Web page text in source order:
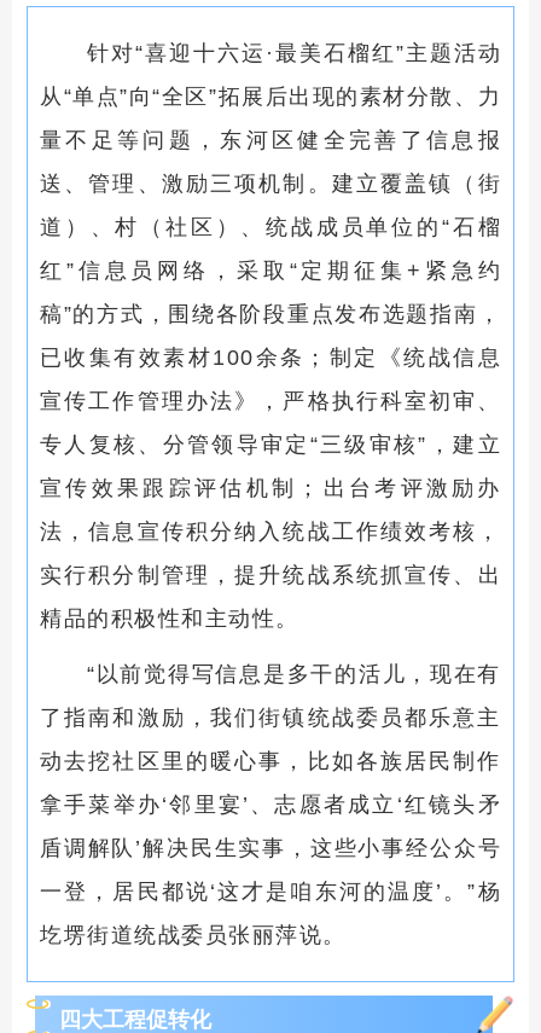
针对“喜迎十六运 · 最美石榴红”主题活动
从“单点”向“全区 ”拓展后出现的素材分散、力
量不足等问题，东河区健全 完善 了 信息报
送、管理、激励三项机制 。 建立覆盖镇（街
道）、村（社区）、统战成员单位的 “石榴
红 ” 信息员网络，采取 “ 定期征集 + 紧急约
稿”的方式 ，围绕各阶段重点发布选题指南，
已收集有效素材100余条；制定《统战信息
宣传工作管理办法》，严格执行科室初审、
专人复核、分管领导审定 “三级审核” ，建立
宣传效果跟踪评估机制；出台考评激励办
法，信息宣传积分纳入统战工作绩效考核，
实行积分制管理 ，提升统战系统抓宣传、出
精品的积极性和 主动性。
“以前觉得写信息是多干的活儿，现在有
了指南和激励，我们街镇统战委员都乐意主
动去挖社区里的暖心事，比如各族居民制作
拿手菜举办‘邻里宴’、志愿者成立‘红镜头矛
盾调解队’解决民生实事，这些小事经公众号
一登，居民都说‘这才是咱东河的温度’。”杨
圪塄街道统战委员张丽萍说。
四大工程促转化